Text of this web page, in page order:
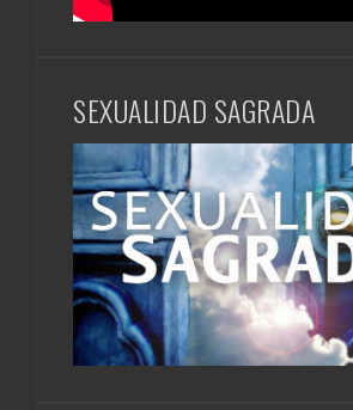
SEXUALIDAD SAGRADA